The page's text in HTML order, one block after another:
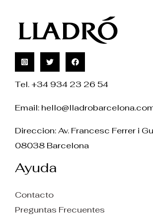
Tel. +34 934 23 26 54
Email:
Direccion: Av. Francesc Ferrer i
08038 Barcelona
Ayuda
Contacto
Preguntas Frecuentes